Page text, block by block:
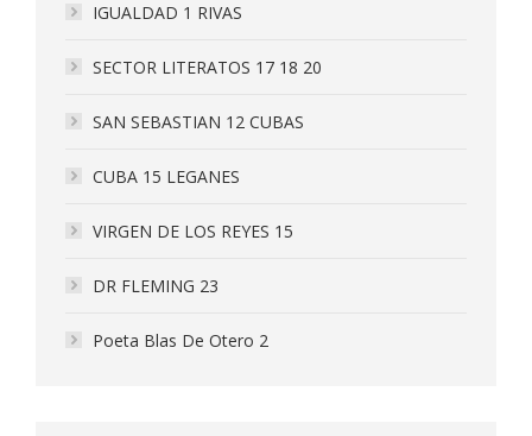
IGUALDAD 1 RIVAS
SECTOR LITERATOS 17 18 20
SAN SEBASTIAN 12 CUBAS
CUBA 15 LEGANES
VIRGEN DE LOS REYES 15
DR FLEMING 23
Poeta Blas De Otero 2